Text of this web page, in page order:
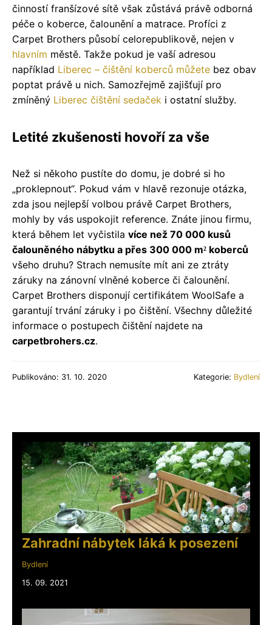
činností franšízové sítě však zůstává právě odborná
péče o koberce, čalounění a matrace. Profíci z
Carpet Brothers působí celorepublikově, nejen v
hlavním městě. Takže pokud je vaší adresou
například Liberec – čištění koberců můžete bez obav
poptat právě u nich. Samozřejmě zajišťují pro
zmíněný Liberec čištění sedaček i ostatní služby.
Letité zkušenosti hovoří za vše
Než si někoho pustíte do domu, je dobré si ho
„proklepnout“. Pokud vám v hlavě rezonuje otázka,
zda jsou nejlepší volbou právě Carpet Brothers,
mohly by vás uspokojit reference. Znáte jinou firmu,
která během let vyčistila více než 70 000 kusů
čalouněného nábytku a přes 300 000 m² koberců
všeho druhu? Strach nemusíte mít ani ze ztráty
záruky na zánovní vlněné koberce či čalounění.
Carpet Brothers disponují certifikátem WoolSafe a
garantují trvání záruky i po čištění. Všechny důležité
informace o postupech čištění najdete na
carpetbrohers.cz.
Publikováno: 31. 10. 2020 Kategorie: Bydlení
Zahradní nábytek láká k posezení
Bydlení
15. 09. 2021